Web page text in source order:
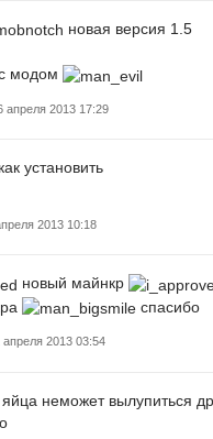
новая версия 1.5
модом
апреля 2013 17:29
установить
2013 10:18
новый майнкр
спасибо
апреля 2013 03:54
яйца неможет вылупиться